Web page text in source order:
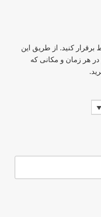
برقرار کنید. از طریق این
در هر زمان و مکانی که